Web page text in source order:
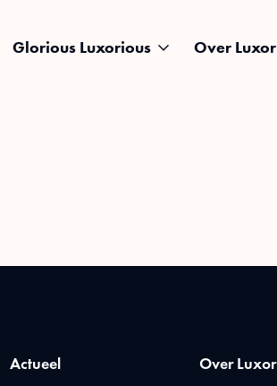
Glorious Luxorious Over Luxor
Actueel Over Luxor